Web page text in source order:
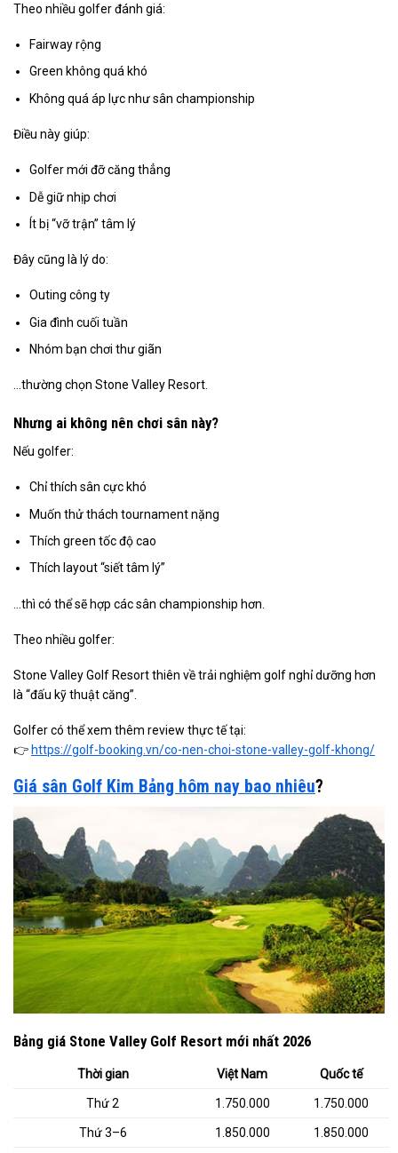
Theo nhiều golfer đánh giá:
Fairway rộng
Green không quá khó
Không quá áp lực như sân championship
Điều này giúp:
Golfer mới đỡ căng thẳng
Dễ giữ nhịp chơi
Ít bị “vỡ trận” tâm lý
Đây cũng là lý do:
Outing công ty
Gia đình cuối tuần
Nhóm bạn chơi thư giãn
…thường chọn Stone Valley Resort.
Nhưng ai không nên chơi sân này?
Nếu golfer:
Chỉ thích sân cực khó
Muốn thử thách tournament nặng
Thích green tốc độ cao
Thích layout “siết tâm lý”
…thì có thể sẽ hợp các sân championship hơn.
Theo nhiều golfer:
Stone Valley Golf Resort thiên về trải nghiệm golf nghỉ dưỡng hơn
là “đấu kỹ thuật căng”.
Golfer có thể xem thêm review thực tế tại:
👉 https://golf-booking.vn/co-nen-choi-stone-valley-golf-khong/
Giá sân Golf Kim Bảng hôm nay bao nhiêu?
Bảng giá Stone Valley Golf Resort mới nhất 2026
Thời gian Việt Nam Quốc tế
Thứ 2 1.750.000 1.750.000
Thứ 3–6 1.850.000 1.850.000